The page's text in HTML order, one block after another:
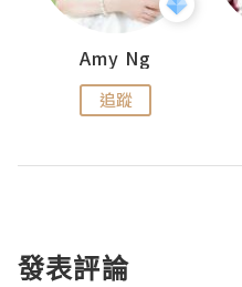
Amy Ng
追蹤
發表評論